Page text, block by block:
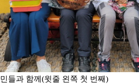
들과 함께(윗줄 왼쪽 첫 번째)